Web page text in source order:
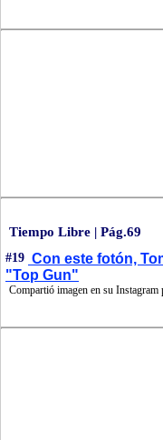
Tiempo Libre | Pág.69
#19 Con este fotón,
"Top Gun"
Compartió imagen en su